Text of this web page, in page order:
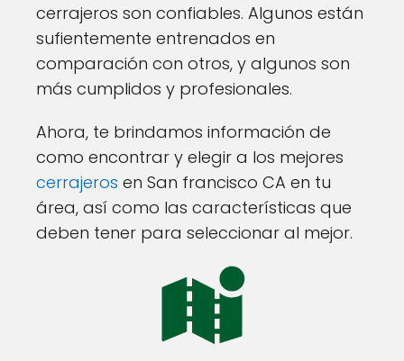
cerrajeros son confiables. Algunos están
sufientemente entrenados en
comparación con otros, y algunos son
más cumplidos y profesionales.
Ahora, te brindamos información de
como encontrar y elegir a los mejores
cerrajeros en San francisco CA en tu
área, así como las características que
deben tener para seleccionar al mejor.